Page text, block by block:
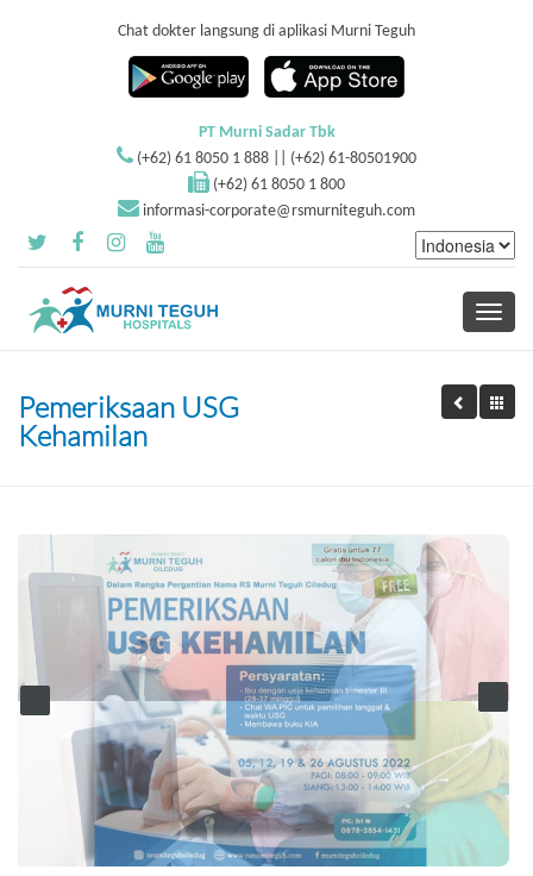
Chat dokter langsung di aplikasi Murni Teguh
PT Murni Sadar Tbk
(+62) 61 8050 1 888 || (+62) 61-80501900
(+62) 61 8050 1 800
informasi-corporate@rsmurniteguh.com
Toggle
Pemeriksaan USG
Kehamilan